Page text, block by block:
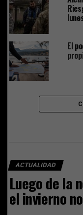
El
ACTUALIDAD
Luego de la
el invierno